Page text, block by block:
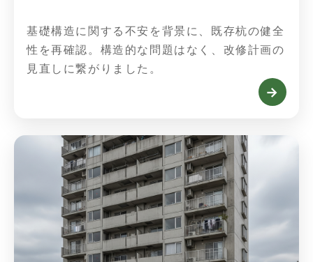
基礎構造に関する不安を背景に、既存杭の健全
性を再確認。構造的な問題はなく、改修計画の
見直しに繋がりました。
→